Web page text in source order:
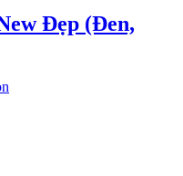
Đẹp (Đen,